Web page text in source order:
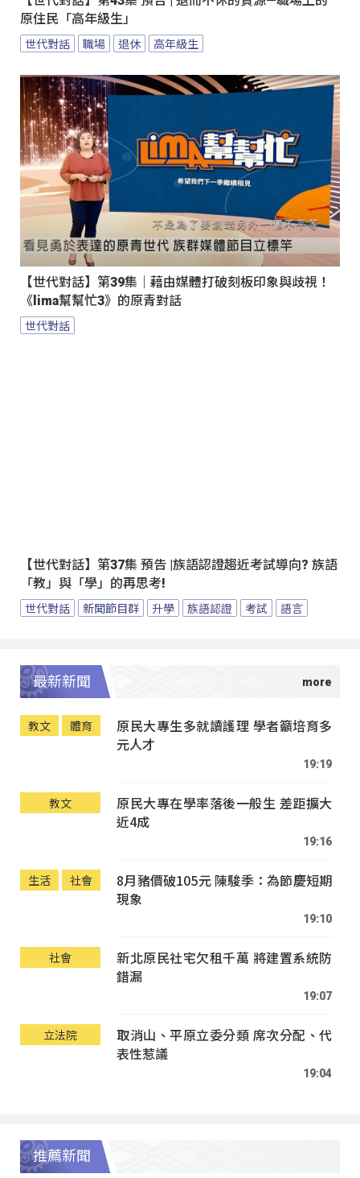
原住民「高年級生」
世代對話 職場 退休 高年級生
【世代對話】第39集｜藉由媒體打破刻板印象與歧視！
《lima幫幫忙3》的原青對話
世代對話
【世代對話】第37集 預告 |族語認證趨近考試導向? 族語
「教」與「學」的再思考!
世代對話 新聞節目群 升學 族語認證 考試 語言
最新新聞
教文 體育
原民大專生多就讀護理 學者籲培育多
元人才
19:19
教文
原民大專在學率落後一般生 差距擴大
近4成
19:16
生活 社會
8月豬價破105元 陳駿季：為節慶短期
現象
19:10
社會
新北原民社宅欠租千萬 將建置系統防
錯漏
19:07
立法院
取消山、平原立委分類 席次分配、代
表性惹議
19:04
推薦新聞